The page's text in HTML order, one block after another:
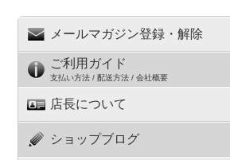
メールマガジン登録・解除
ご利用ガイド
支払い方法 / 配送方法 / 会社概要
店長について
ショップブログ